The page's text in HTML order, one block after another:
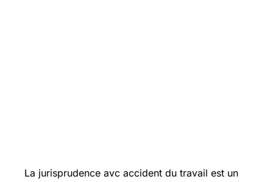
La jurisprudence avc accident du travail est un